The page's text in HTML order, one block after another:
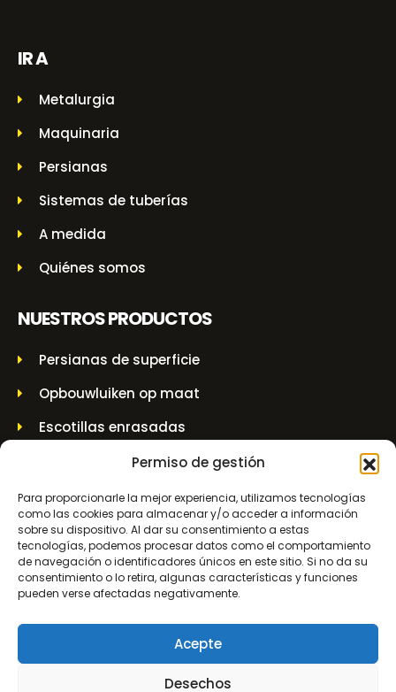
Permiso de gestión
Para proporcionarle la mejor experiencia, utilizamos tecnologías
como las cookies para almacenar y/o acceder a información
sobre su dispositivo. Al dar su consentimiento a estas
tecnologías, podemos procesar datos como el comportamiento
de navegación o identificadores únicos en este sitio. Si no da su
consentimiento o lo retira, algunas características y funciones
pueden verse afectadas negativamente.
Acepte
Desechos
IR A
Metalurgia
Maquinaria
Persianas
Sistemas de tuberías
A medida
Quiénes somos
NUESTROS PRODUCTOS
Persianas de superficie
Opbouwluiken op maat
Escotillas enrasadas
Aluminium luiken
Rejillas empotradas
Acoplamientos aéreos
Casquillo de pared
Tarros elevadores y tarros de husillo
INFORMACIÓN DE CONTACTO